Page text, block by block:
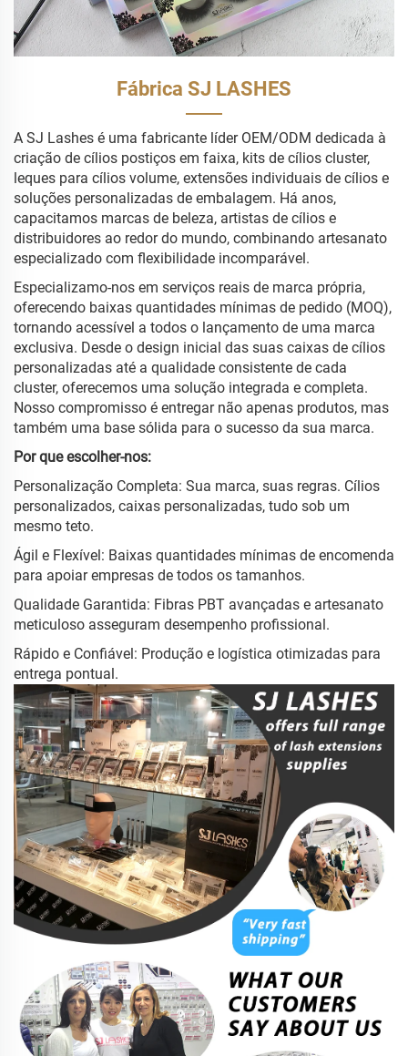
Fábrica SJ LASHES
A SJ Lashes é uma fabricante líder OEM/ODM dedicada à
criação de cílios postiços em faixa, kits de cílios cluster,
leques para cílios volume, extensões individuais de cílios e
soluções personalizadas de embalagem. Há anos,
capacitamos marcas de beleza, artistas de cílios e
distribuidores ao redor do mundo, combinando artesanato
especializado com flexibilidade incomparável.
Especializamo-nos em serviços reais de marca própria,
oferecendo baixas quantidades mínimas de pedido (MOQ),
tornando acessível a todos o lançamento de uma marca
exclusiva. Desde o design inicial das suas caixas de cílios
personalizadas até a qualidade consistente de cada
cluster, oferecemos uma solução integrada e completa.
Nosso compromisso é entregar não apenas produtos, mas
também uma base sólida para o sucesso da sua marca.
Por que escolher-nos:
Personalização Completa: Sua marca, suas regras. Cílios
personalizados, caixas personalizadas, tudo sob um
mesmo teto.
Ágil e Flexível: Baixas quantidades mínimas de encomenda
para apoiar empresas de todos os tamanhos.
Qualidade Garantida: Fibras PBT avançadas e artesanato
meticuloso asseguram desempenho profissional.
Rápido e Confiável: Produção e logística otimizadas para
entrega pontual.